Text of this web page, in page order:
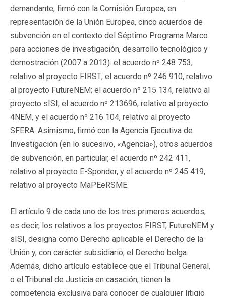
demandante, firmó con la Comisión Europea, en
representación de la Unión Europea, cinco acuerdos de
subvención en el contexto del Séptimo Programa Marco
para acciones de investigación, desarrollo tecnológico y
demostración (2007 a 2013): el acuerdo nº 248 753,
relativo al proyecto FIRST; el acuerdo nº 246 910, relativo
al proyecto FutureNEM; el acuerdo nº 215 134, relativo al
proyecto sISI; el acuerdo nº 213696, relativo al proyecto
4NEM, y el acuerdo nº 216 104, relativo al proyecto
SFERA. Asimismo, firmó con la Agencia Ejecutiva de
Investigación (en lo sucesivo, «Agencia»), otros acuerdos
de subvención, en particular, el acuerdo nº 242 411,
relativo al proyecto E-Sponder, y el acuerdo nº 245 419,
relativo al proyecto MaPEeRSME.
El artículo 9 de cada uno de los tres primeros acuerdos,
es decir, los relativos a los proyectos FIRST, FutureNEM y
sISI, designa como Derecho aplicable el Derecho de la
Unión y, con carácter subsidiario, el Derecho belga.
Además, dicho artículo establece que el Tribunal General,
o el Tribunal de Justicia en casación, tienen la
competencia exclusiva para conocer de cualquier litigio